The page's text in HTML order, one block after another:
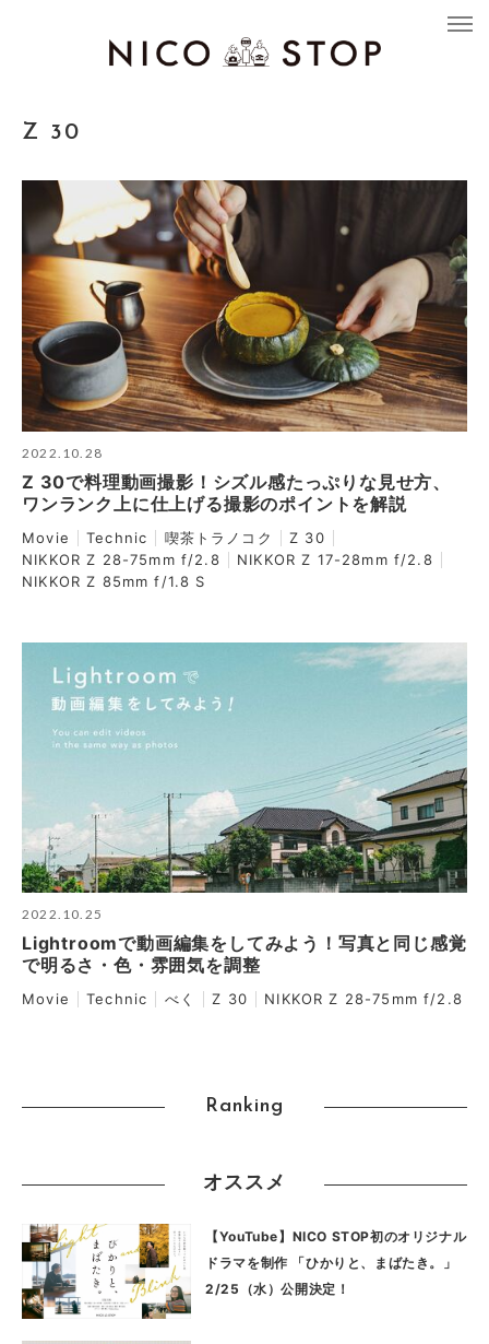
Z 30
2022.10.28
Z 30で料理動画撮影！シズル感たっぷりな見せ方、
ワンランク上に仕上げる撮影のポイントを解説
Movie Technic 喫茶トラノコク
Z 30
NIKKOR Z 28-75mm f/2.8
NIKKOR Z 17-28mm f/2.8
NIKKOR Z 85mm f/1.8 S
2022.10.25
Lightroomで動画編集をしてみよう！写真と同じ感覚
で明るさ・色・雰囲気を調整
Movie Technic べく Z 30 NIKKOR Z 28-75mm f/2.8
Ranking
オススメ
【YouTube】NICO STOP初のオリジナル
ドラマを制作 「ひかりと、まばたき。」
2/25（水）公開決定！